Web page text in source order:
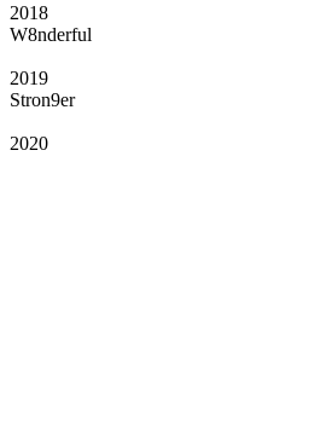
2018
W8nderful
2019
Stron9er
2020